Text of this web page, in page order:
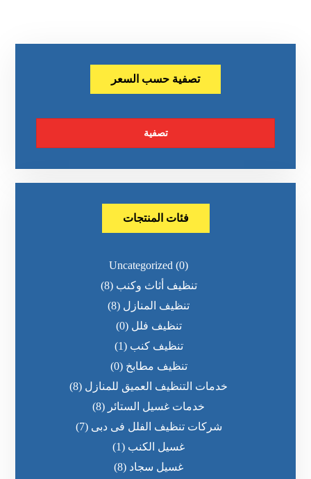
تصفية حسب السعر
تصفية
فئات المنتجات
Uncategorized (0)
تنظيف أثاث وكنب (8)
تنظيف المنازل (8)
تنظيف فلل (0)
تنظيف كنب (1)
تنظيف مطابخ (0)
خدمات التنظيف العميق للمنازل (8)
خدمات غسيل الستائر (8)
شركات تنظيف الفلل فى دبى (7)
غسيل الكنب (1)
غسيل سجاد (8)